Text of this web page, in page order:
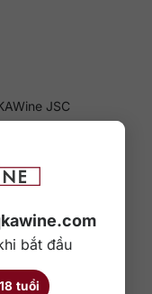
bắt đầu
tuổi
JSC
Nam